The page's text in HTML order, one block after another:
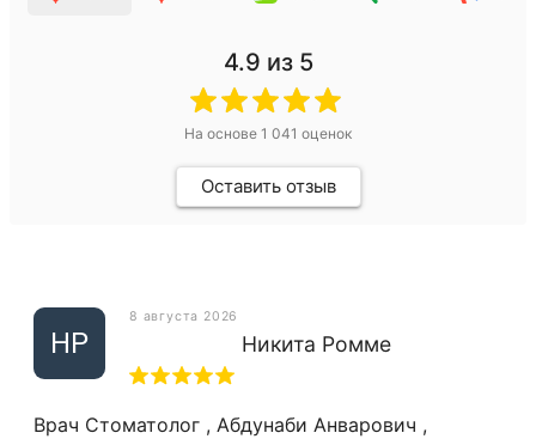
4.9 из 5
На основе 1 041 оценок
Оставить отзыв
НР
8 августа 2026
Никита Ромме
Врач Стоматолог , Абдунаби Анварович ,